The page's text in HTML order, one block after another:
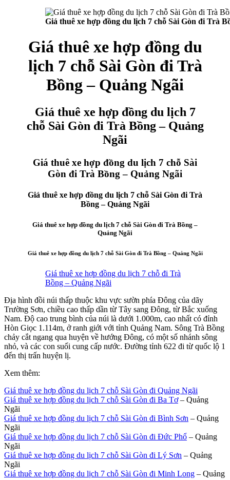
Giá thuê xe hợp đồng du lịch 7 chỗ Sài Gòn đi Trà
Giá thuê xe hợp đồng du
lịch 7 chỗ Sài Gòn đi Trà
Bồng – Quảng Ngãi
Giá thuê xe hợp đồng du lịch 7
chỗ Sài Gòn đi Trà Bồng – Quảng
Ngãi
Giá thuê xe hợp đồng du lịch 7 chỗ Sài
Gòn đi Trà Bồng – Quảng Ngãi
Giá thuê xe hợp đồng du lịch 7 chỗ Sài Gòn đi Trà
Bồng – Quảng Ngãi
Giá thuê xe hợp đồng du lịch 7 chỗ Sài Gòn đi Trà Bồng –
Quảng Ngãi
Giá thuê xe hợp đồng du lịch 7 chỗ Sài Gòn đi Trà Bồng – Quảng Ngãi
Giá thuê xe hợp đồng du lịch 7 chỗ đi Trà
Bồng – Quảng Ngãi
Địa hình đồi núi thấp thuộc khu vực sườn phía Đông của dãy
Trường Sơn, chiều cao thấp dần từ Tây sang Đông, từ Bắc xuống
Nam. Độ cao trung bình của núi là dưới 1.000m, cao nhất có đỉnh
Hòn Giọc 1.114m, ở ranh giới với tỉnh Quảng Nam. Sông Trà Bồng
chảy cắt ngang qua huyện về hướng Đông, có một số nhánh sông
nhỏ, và các con suối cung cấp nước. Đường tỉnh 622 đi từ quốc lộ 1
đến thị trấn huyện lị.
Xem thêm:
Giá thuê xe hợp đồng du lịch 7 chỗ Sài Gòn đi Quảng Ngãi
Giá thuê xe hợp đồng du lịch 7 chỗ Sài Gòn đi Ba Tơ– Quảng
Ngãi
Giá thuê xe hợp đồng du lịch 7 chỗ Sài Gòn đi Bình Sơn – Quảng
Ngãi
Giá thuê xe hợp đồng du lịch 7 chỗ Sài Gòn đi Đức Phổ – Quảng
Ngãi
Giá thuê xe hợp đồng du lịch 7 chỗ Sài Gòn đi Lý Sơn – Quảng
Ngãi
Giá thuê xe hợp đồng du lịch 7 chỗ Sài Gòn đi Minh Long – Quảng